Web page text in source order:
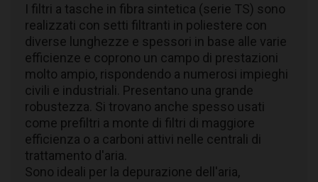
I filtri a tasche in fibra sintetica (serie TS) sono
realizzati con setti filtranti in poliestere con
diverse lunghezze e spessori in base alle varie
efficienze e coprono un campo di prestazioni
molto ampio, rispondendo a numerosi impieghi
civili e industriali. Presentano una grande
robustezza. Si trovano anche spesso usati
come prefiltri a monte di filtri di maggiore
efficienza o a carboni attivi nelle centrali di
trattamento d'aria.
Sono ideali per la depurazione dell'aria,